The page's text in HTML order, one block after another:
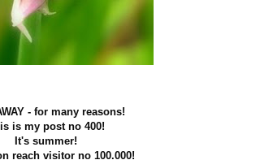
- for many reasons!
is my post no 400!
It's summer!
reach visitor no 100.000!